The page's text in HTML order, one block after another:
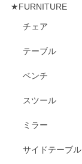
★FURNITURE
チェア
テーブル
ベンチ
スツール
ミラー
サイドテーブル